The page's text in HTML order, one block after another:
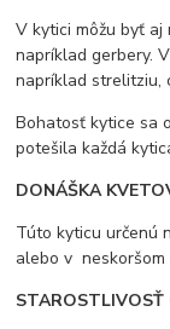
V kytici môžu byť
napríklad gerbery.
napríklad strelitziu,
Bohatosť kytice sa
potešila každá
DONÁŠKA
Túto kyticu určenú
alebo v neskoršom
STAROSTLIVOSŤ